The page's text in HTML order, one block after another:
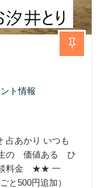
ト情報
占あかり いつも
生の 価値ある ひ
料金 ★★ 一
500円追加）